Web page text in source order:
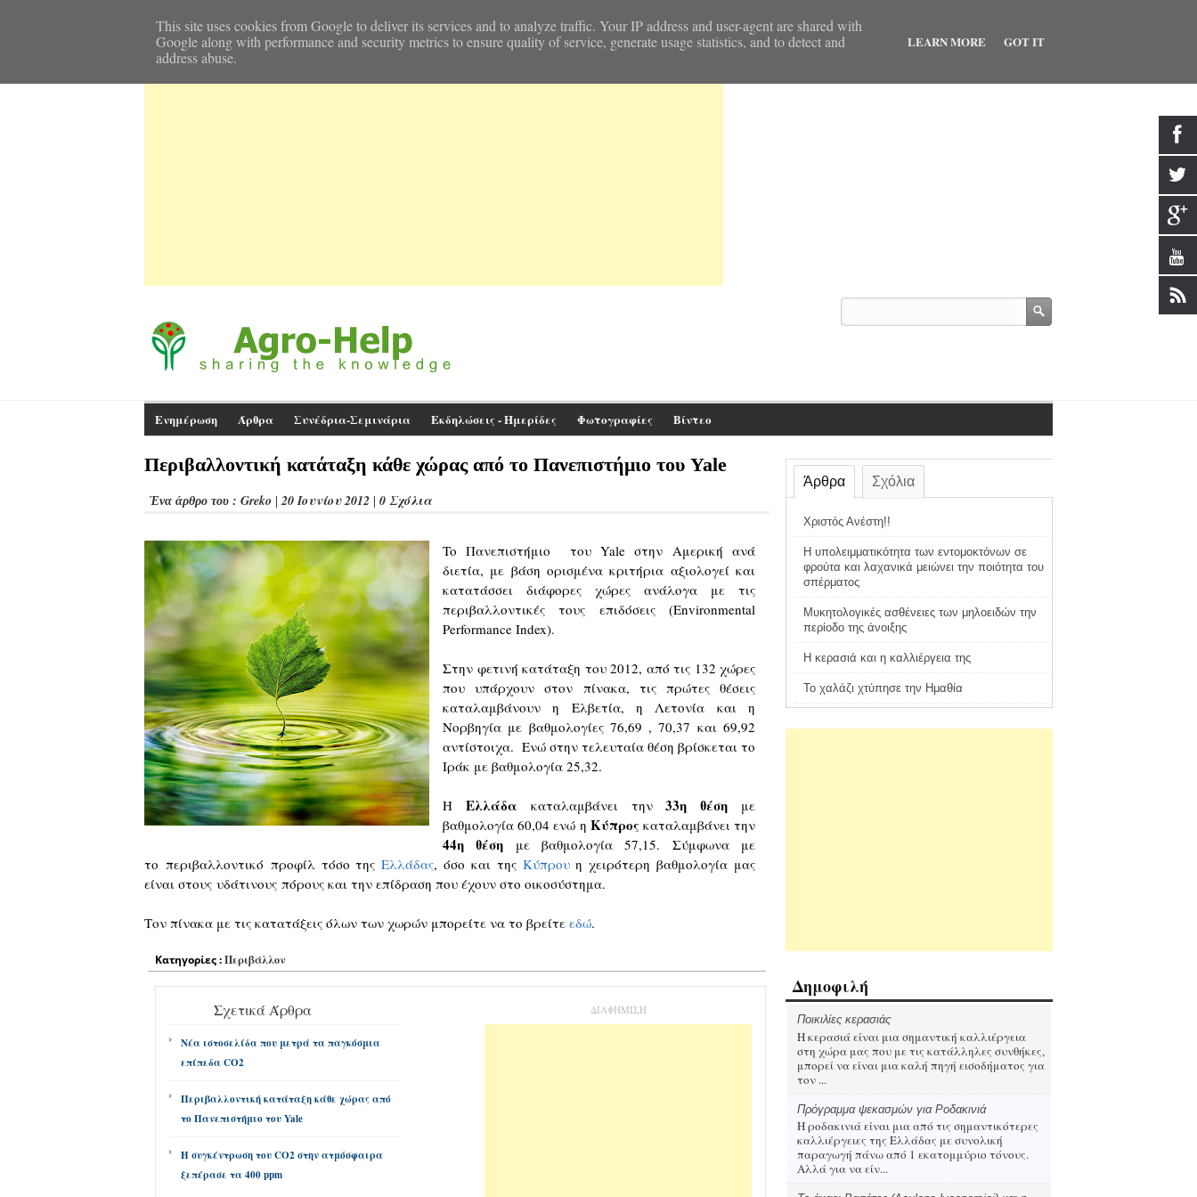
Ενημέρωση Άρθρα Συνέδρια-Σεμινάρια Εκδηλώσεις - Ημερίδες Φωτογραφίες Βίντεο
Περιβαλλοντική κατάταξη κάθε χώρας από το Πανεπιστήμιο του Yale
Ένα άρθρο του : Greko |20 Ιουνίου 2012 0 Σχόλια
To Πανεπιστήμιο του Yale στην Αμερική ανά
διετία, με βάση ορισμένα κριτήρια αξιολογεί και
κατατάσσει διάφορες χώρες ανάλογα με τις
περιβαλλοντικές τους επιδόσεις (Environmental
Performance Index).
Στην φετινή κατάταξη του 2012, από τις 132 χώρες
που υπάρχουν στον πίνακα, τις πρώτες θέσεις
καταλαμβάνουν η Ελβετία, η Λετονία και η
Νορβηγία με βαθμολογίες 76,69 , 70,37 και 69,92
αντίστοιχα. Ενώ στην τελευταία θέση βρίσκεται το
Ιράκ με βαθμολογία 25,32.
Η Ελλάδα καταλαμβάνει την33η θέση με
βαθμολογία 60,04 ενώ η Κύπρος καταλαμβάνει την
44η θέση με βαθμολογία 57,15. Σύμφωνα με
το περιβαλλοντικό προφίλ τόσο τηςΕλλάδας, όσο και της Κύπρουη χειρότερη βαθμολογία μας
είναι στους υδάτινους πόρους και την επίδραση που έχουν στο οικοσύστημα.
Τον πίνακα με τις κατατάξεις όλων των χωρών μπορείτε να το βρείτε εδώ.
Κατηγορίες :Περιβάλλον
Σχετικά Άρθρα
Νέα ιστοσελίδα που μετρά τα παγκόσμια
επίπεδα CO2
Περιβαλλοντική κατάταξη κάθε χώρας από
το Πανεπιστήμιο του Yale
Η συγκέντρωση του CO2 στην ατμόσφαιρα
ξεπέρασε τα 400 ppm
ΔΙΑΦΗΜΙΣΗ
Άρθρα Σχόλια
Χριστός Ανέστη!!
Η υπολειμματικότητα των εντομοκτόνων σε
φρούτα και λαχανικά μειώνει την ποιότητα του
σπέρματος
Μυκητολογικές ασθένειες των μηλοειδών την
περίοδο της άνοιξης
Η κερασιά και η καλλιέργεια της
Το χαλάζι χτύπησε την Ημαθία
Δημοφιλή
Ποικιλίες κερασιάς
Η κερασιά είναι μια σημαντική καλλιέργεια
στη χώρα μας που με τις κατάλληλες συνθήκες,
μπορεί να είναι μια καλή πηγή εισοδήματος για
τον ...
Πρόγραμμα ψεκασμών για Ροδακινιά
Η ροδακινιά είναι μια από τις σημαντικότερες
καλλιέργειες της Ελλάδας με συνολική
παραγωγή πάνω από 1 εκατομμύριο τόνους.
Αλλά για να είν...
This site uses cookies from Google to deliver its services and to analyze traffic. Your IP address and user-agent are shared with
Google along with performance and security metrics to ensure quality of service, generate usage statistics, and to detect and
address abuse.
LEARN MORE GOT IT